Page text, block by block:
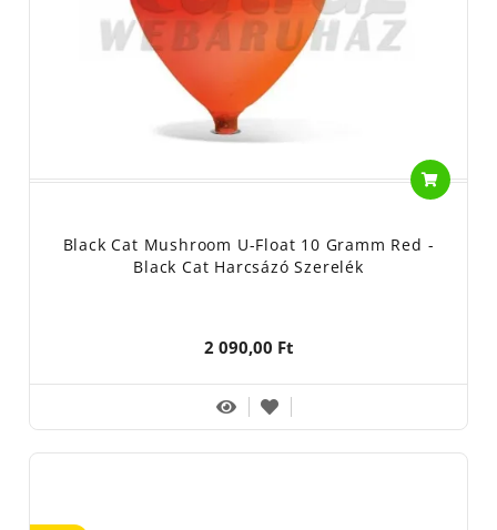
Black Cat Mushroom U-Float 10 Gramm Red -
Black Cat Harcsázó Szerelék
2 090,00 Ft